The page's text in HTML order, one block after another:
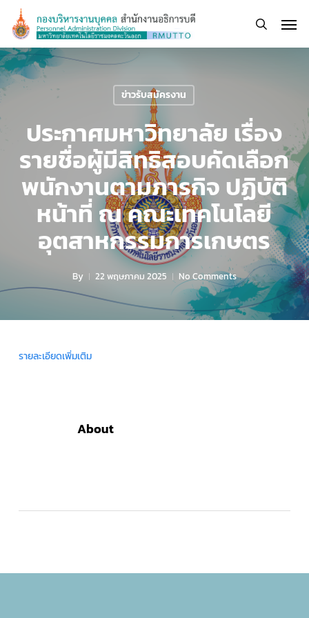
main
content
search
ข่าวรับสมัครงาน
ประกาศมหาวิทยาลัย เรื่อง
รายชื่อผู้มีสิทธิสอบคัดเลือก
พนักงานตามภารกิจ ปฏิบัติ
หน้าที่ ณ คณะเทคโนโลยี
อุตสาหกรรมการเกษตร
By 22 พฤษภาคม 2025 No Comments
รายละเอียดเพิ่มเติม
About